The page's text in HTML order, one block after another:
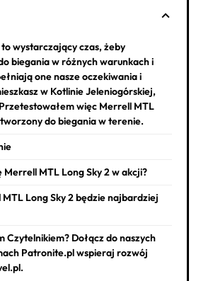
wystarczający czas, żeby
biegania w różnych warunkach i
one nasze oczekiwania i
w Kotlinie Jeleniogórskiej,
więc Merrell MTL
do biegania w terenie.
Merrell MTL Long Sky 2 w akcji?
Long Sky 2 będzie najbardziej
Czytelnikiem? Dołącz do naszych
Patronite.pl wspieraj rozwój